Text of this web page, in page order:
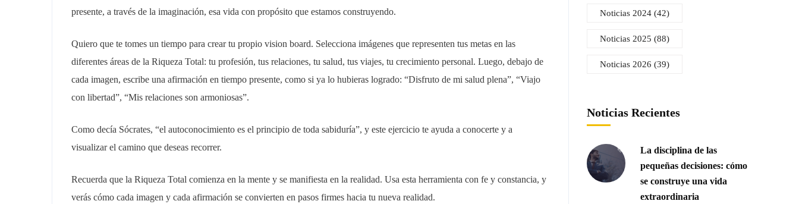
presente, a través de la imaginación, esa vida con propósito que estamos construyendo.
Quiero que te tomes un tiempo para crear tu propio vision board. Selecciona imágenes que representen tus metas en las
diferentes áreas de la Riqueza Total: tu profesión, tus relaciones, tu salud, tus viajes, tu crecimiento personal. Luego, debajo de
cada imagen, escribe una afirmación en tiempo presente, como si ya lo hubieras logrado: “Disfruto de mi salud plena”, “Viajo
con libertad”, “Mis relaciones son armoniosas”.
Como decía Sócrates, “el autoconocimiento es el principio de toda sabiduría”, y este ejercicio te ayuda a conocerte y a
visualizar el camino que deseas recorrer.
Recuerda que la Riqueza Total comienza en la mente y se manifiesta en la realidad. Usa esta herramienta con fe y constancia, y
verás cómo cada imagen y cada afirmación se convierten en pasos firmes hacia tu nueva realidad.
Noticias 2024 (42)
Noticias 2025 (88)
Noticias 2026 (39)
Noticias Recientes
La disciplina de las
pequeñas decisiones: cómo
se construye una vida
extraordinaria